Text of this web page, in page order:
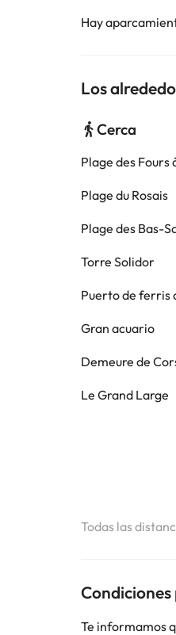
Hay
Los
Cerca
Plage des Fours
Plage du Rosais
Plage des Bas-
Torre Solidor
Puerto de ferris
Gran acuario
Demeure de
Le Grand Large
Todas las
Te informamos